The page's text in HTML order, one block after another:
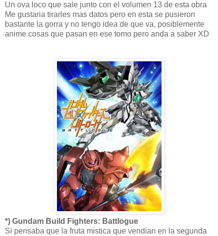
Un ova loco que sale junto con el volumen 13 de esta obra
Me gustaria tirarles mas datos pero en esta se pusieron
bastante la gorra y no tengo idea de que va, posiblemente
anime cosas que pasan en ese tomo pero anda a saber XD
*) Gundam Build Fighters: Battlogue
Si pensaba que la fruta mistica que vendian en la segunda